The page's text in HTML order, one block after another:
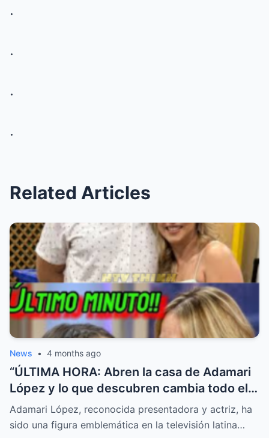
.
.
.
.
Related Articles
News • 4 months ago
“ÚLTIMA HORA: Abren la casa de Adamari
López y lo que descubren cambia todo el
reporte”
Adamari López, reconocida presentadora y actriz, ha
sido una figura emblemática en la televisión latina…